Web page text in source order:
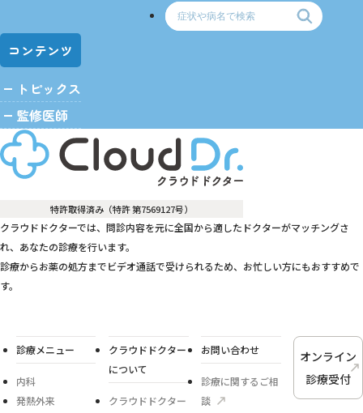
コンテンツ
トピックス
監修医師
特許取得済み（特許 第7569127号）
クラウドドクターでは、問診内容を元に全国から適したドクターがマッチングさ
れ、あなたの診療を行います。
診療からお薬の処方までビデオ通話で受けられるため、お忙しい方にもおすすめで
す。
診療メニュー
内科
発熱外来
クラウドドクター
について
クラウドドクター
お問い合わせ
診療に関するご相
談
オンライン
診療受付